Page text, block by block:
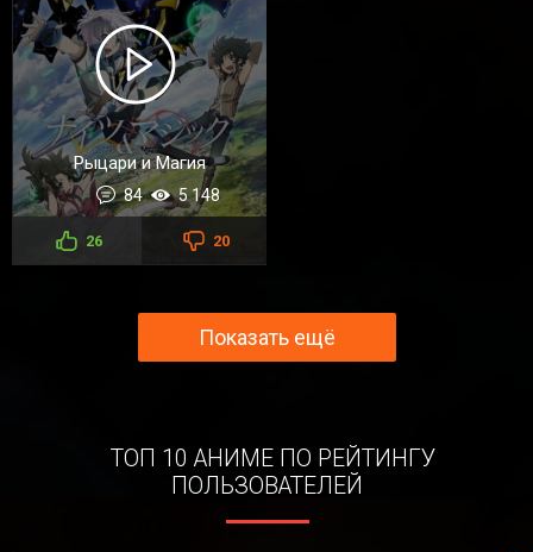
Рыцари и Магия
84 5 148
26 20
Показать ещё
ТОП 10 АНИМЕ ПО РЕЙТИНГУ
ПОЛЬЗОВАТЕЛЕЙ